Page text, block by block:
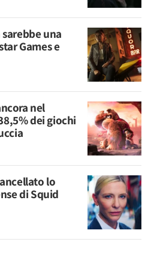
sarebbe una
Games e
nel
dei giochi
lo
di Squid